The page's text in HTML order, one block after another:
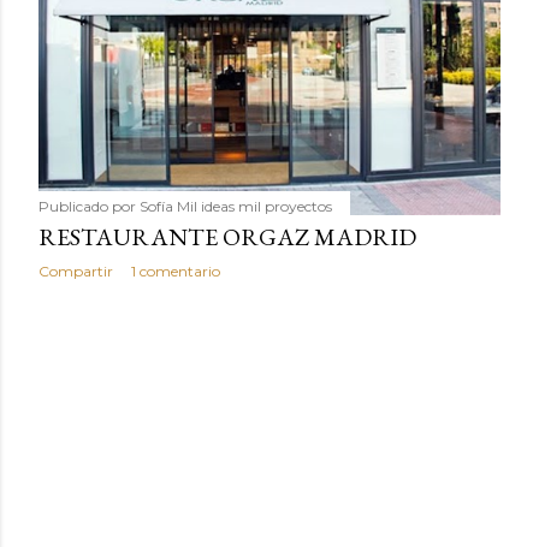
copiosos de invierno. Con esta receta simple pero
revolucionaria, transformaremos un ingrediente tan
humilde como la alubia de La Bañeza en un snack ligero,
dorado, cargado de proteína y 100% natural. Es el
sustituto perfecto a los frutos se...
Publicado por Sofía Mil ideas mil proyectos
RESTAURANTE ORGAZ MADRID
Compartir 1 comentario